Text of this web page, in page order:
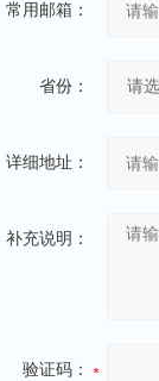
常用邮箱：
省份：
详细地址：
补充说明：
验证码：